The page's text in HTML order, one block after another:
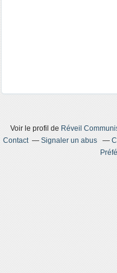
Voir le profil de Réveil
Contact
Signaler un abus